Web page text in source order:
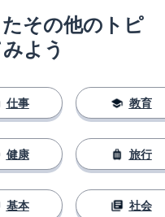
その他のトピ
よう
仕事
健康
基本
教育
旅行
社会